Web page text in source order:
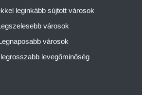
leginkább sújtott városok
városok
városok
levegőminőség